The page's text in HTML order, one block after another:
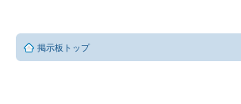
掲示板トップ